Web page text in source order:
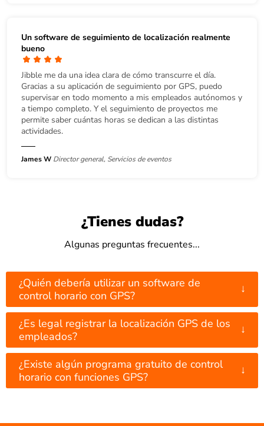
Un software de seguimiento de localización realmente
bueno
Jibble me da una idea clara de cómo transcurre el día.
Gracias a su aplicación de seguimiento por GPS, puedo
supervisar en todo momento a mis empleados autónomos y
a tiempo completo. Y el seguimiento de proyectos me
permite saber cuántas horas se dedican a las distintas
actividades.
James W Director general, Servicios de eventos
¿Tienes dudas?
Algunas preguntas frecuentes...
¿Quién debería utilizar un software de
control horario con GPS?
↓
¿Es legal registrar la localización GPS de los
empleados?
↓
¿Existe algún programa gratuito de control
horario con funciones GPS?
↓